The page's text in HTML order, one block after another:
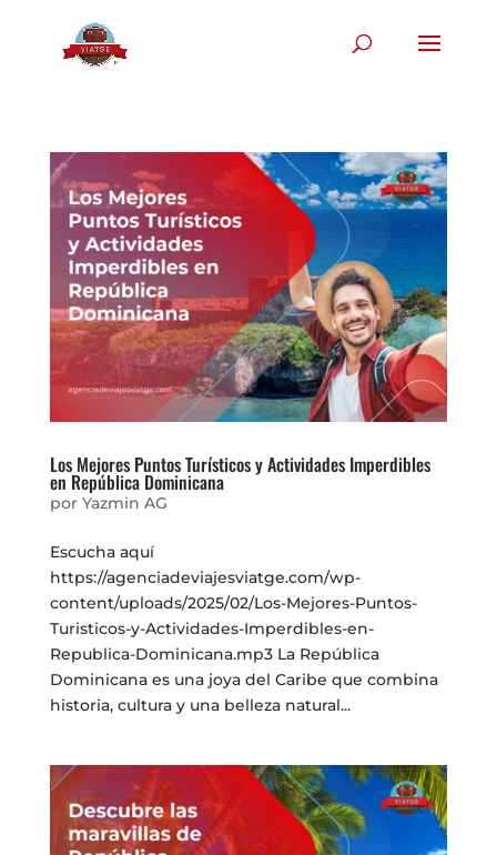
Los Mejores Puntos Turísticos y Actividades Imperdibles
en República Dominicana
por Yazmin AG
Escucha aquí
https://agenciadeviajesviatge.com/wp-
content/uploads/2025/02/Los-Mejores-Puntos-
Turisticos-y-Actividades-Imperdibles-en-
Republica-Dominicana.mp3 La República
Dominicana es una joya del Caribe que combina
historia, cultura y una belleza natural...